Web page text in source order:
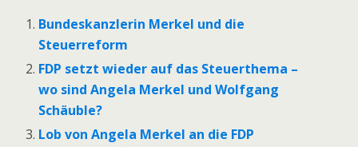
Bundeskanzlerin Merkel und die
Steuerreform
FDP setzt wieder auf das Steuerthema –
wo sind Angela Merkel und Wolfgang
Schäuble?
Lob von Angela Merkel an die FDP